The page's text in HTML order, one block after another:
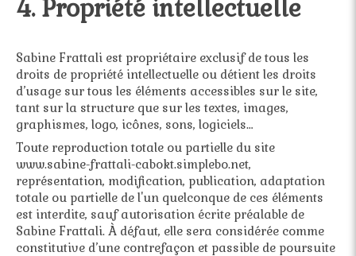
4. Propriété intellectuelle
Sabine Frattali est propriétaire exclusif de tous les
droits de propriété intellectuelle ou détient les droits
d’usage sur tous les éléments accessibles sur le site,
tant sur la structure que sur les textes, images,
graphismes, logo, icônes, sons, logiciels…
Toute reproduction totale ou partielle du site
www.sabine-frattali-cabokt.simplebo.net,
représentation, modification, publication, adaptation
totale ou partielle de l'un quelconque de ces éléments
est interdite, sauf autorisation écrite préalable de
Sabine Frattali. À défaut, elle sera considérée comme
constitutive d’une contrefaçon et passible de poursuite